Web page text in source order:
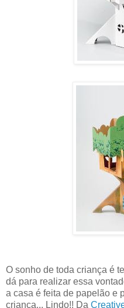
O sonho de toda criança é
dá para realizar essa
a casa é feita de papelão e
criança... Lindo!! Da